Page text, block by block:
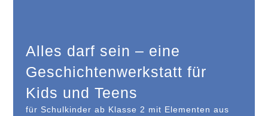
Alles darf sein – eine
Geschichtenwerkstatt für
Kids und Teens
für Schulkinder ab Klasse 2 mit Elementen aus